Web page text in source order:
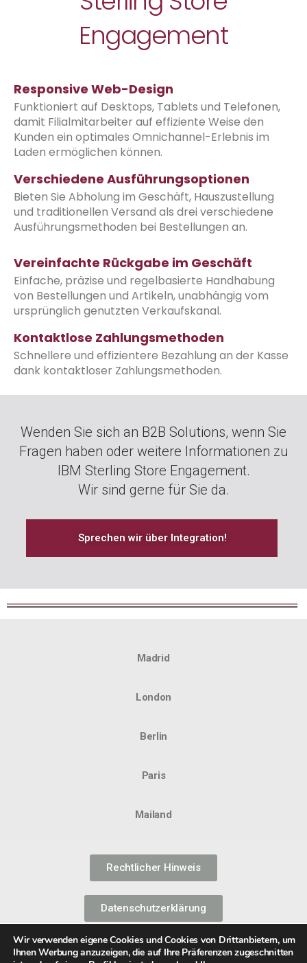
Engagement
Responsive Web-Design
Funktioniert auf Desktops, Tablets und Telefonen,
damit Filialmitarbeiter auf effiziente Weise den
Kunden ein optimales Omnichannel-Erlebnis im
Laden ermöglichen können.
Verschiedene Ausführungsoptionen
Bieten Sie Abholung im Geschäft, Hauszustellung
und traditionellen Versand als drei verschiedene
Ausführungsmethoden bei Bestellungen an.
Vereinfachte Rückgabe im Geschäft
Einfache, präzise und regelbasierte Handhabung
von Bestellungen und Artikeln, unabhängig vom
ursprünglich genutzten Verkaufskanal.
Kontaktlose Zahlungsmethoden
Schnellere und effizientere Bezahlung an der Kasse
dank kontaktloser Zahlungsmethoden.
Wenden Sie sich an B2B Solutions, wenn Sie
Fragen haben oder weitere Informationen zu
IBM Sterling Store Engagement.
Wir sind gerne für Sie da.
Sprechen wir über Integration!
Madrid
London
Berlin
Paris
Mailand
Rechtlicher Hinweis
Datenschutzerklärung
Informationssicherheitspolitik
Wir verwenden eigene Cookies und Cookies von Drittanbietern, um
Ihnen Werbung anzuzeigen, die auf Ihre Präferenzen zugeschnitten